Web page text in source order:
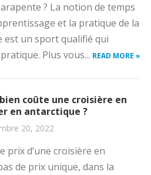
? La notion de temps
et la pratique de la
est un sport qualifié qui
Plus vous... READ MORE »
coûte une croisière en
en antarctique ?
20, 2022
prix d’une croisière en
de prix unique, dans la